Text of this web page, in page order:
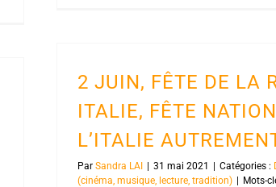
2 JUIN, FÊTE DE LA
ITALIE, FÊTE
L’ITALIE
Par Sandra LAI 31 mai 2021 Catégories :
(cinéma, musique, lecture, tradition)
Mots-